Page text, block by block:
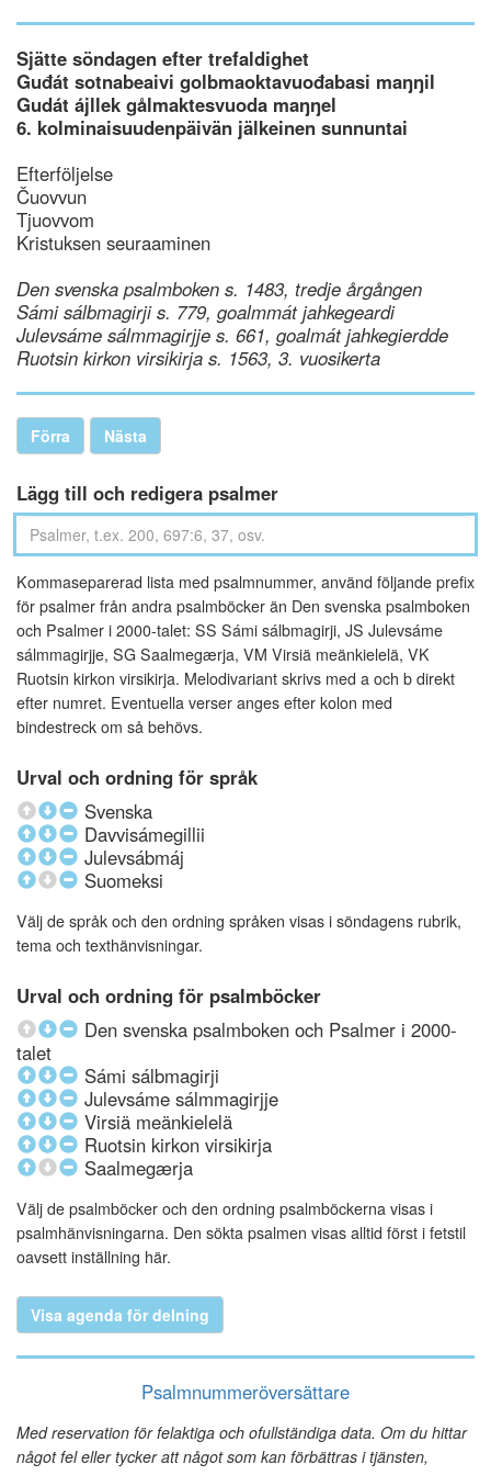
Sjätte söndagen efter trefaldighet
Guđát sotnabeaivi golbmaoktavuođabasi maŋŋil
Gudát ájllek gålmaktesvuoda maŋŋel
6. kolminaisuudenpäivän jälkeinen sunnuntai
Efterföljelse
Čuovvun
Tjuovvom
Kristuksen seuraaminen
Den svenska psalmboken s. 1483, tredje årgången
Sámi sálbmagirji s. 779, goalmmát jahkegeardi
Julevsáme sálmmagirjje s. 661, goalmát jahkegierdde
Ruotsin kirkon virsikirja s. 1563, 3. vuosikerta
Förra Nästa
Lägg till och redigera psalmer
Kommaseparerad lista med psalmnummer, använd följande prefix
för psalmer från andra psalmböcker än Den svenska psalmboken
och Psalmer i 2000-talet: SS Sámi sálbmagirji, JS Julevsáme
sálmmagirjje, SG Saalmegærja, VM Virsiä meänkielelä, VK
Ruotsin kirkon virsikirja. Melodivariant skrivs med a och b direkt
efter numret. Eventuella verser anges efter kolon med
bindestreck om så behövs.
Urval och ordning för språk
Svenska
Davvisámegillii
Julevsábmáj
Suomeksi
Välj de språk och den ordning språken visas i söndagens rubrik,
tema och texthänvisningar.
Urval och ordning för psalmböcker
Den svenska psalmboken och Psalmer i 2000-
talet
Sámi sálbmagirji
Julevsáme sálmmagirjje
Virsiä meänkielelä
Ruotsin kirkon virsikirja
Saalmegærja
Välj de psalmböcker och den ordning psalmböckerna visas i
psalmhänvisningarna. Den sökta psalmen visas alltid först i fetstil
oavsett inställning här.
Visa agenda för delning
Psalmnummeröversättare
Med reservation för felaktiga och ofullständiga data. Om du hittar
något fel eller tycker att något som kan förbättras i tjänsten,